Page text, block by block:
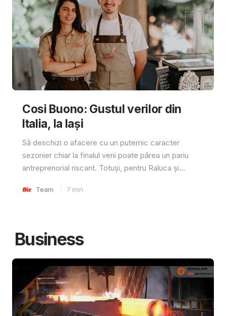
Cosi Buono: Gustul verilor din
Italia, la Iași
Să deschizi o afacere cu un puternic caracter
sezonier chiar la finalul verii poate părea un pariu
antreprenorial riscant. Totuși, pentru Raluca și...
Team 7 min
Business